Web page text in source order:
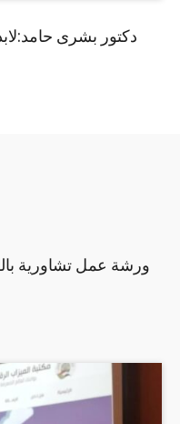
دكتور بشرى
ورشة عمل تشاورية